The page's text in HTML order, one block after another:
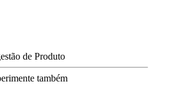
de Produto
também